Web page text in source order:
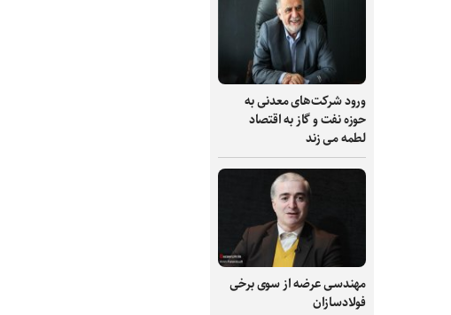
ورود شرکت‌های معدنی به
حوزه نفت و گاز به اقتصاد
لطمه می زند
مهندسی عرضه از سوی برخی
فولادسازان